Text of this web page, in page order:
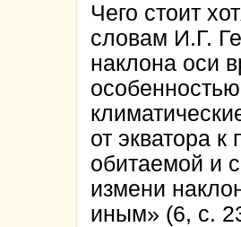
Чего стоит
словам И.Г.
наклона оси
от экватора
обитаемой и
измени
иным» (6, с.